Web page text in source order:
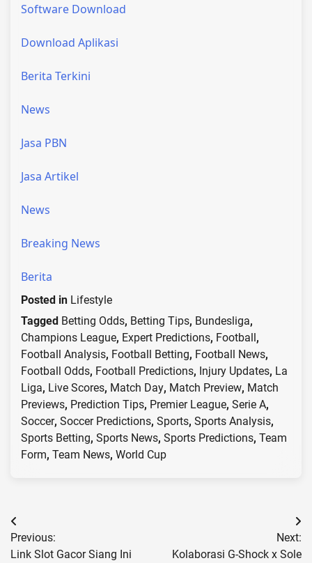
Software Download
Download Aplikasi
Berita Terkini
News
Jasa PBN
Jasa Artikel
News
Breaking News
Berita
Posted in Lifestyle
Tagged Betting Odds, Betting Tips, Bundesliga,
Champions League, Expert Predictions, Football,
Football Analysis, Football Betting, Football News,
Football Odds, Football Predictions, Injury Updates, La
Liga, Live Scores, Match Day, Match Preview, Match
Previews, Prediction Tips, Premier League, Serie A,
Soccer, Soccer Predictions, Sports, Sports Analysis,
Sports Betting, Sports News, Sports Predictions, Team
Form, Team News, World Cup
Post
navigation
Previous:
Link Slot Gacor Siang Ini
Next:
Kolaborasi G-Shock x Sole